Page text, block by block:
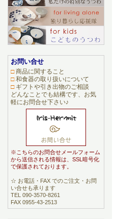
お問い合せ
□商品に関すること
□和食器の取り扱いについて
□ギフトや引き出物のご相談
どんなことでも結構です、お気
軽にお問合せ下さい♪
※こちらのお問合せメールフォーム
から送信される情報は、SSL暗号化
で保護されております。
☆ お電話・FAX でのご注文・お問
い合せも承ります
TEL 090-3570-8261
FAX 0955-43-2513